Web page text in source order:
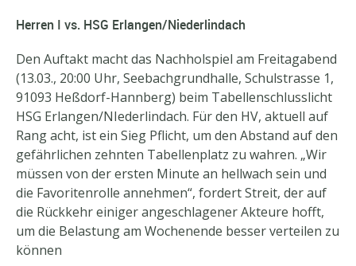
Herren I vs. HSG Erlangen/Niederlindach
Den Auftakt macht das Nachholspiel am Freitagabend
(13.03., 20:00 Uhr, Seebachgrundhalle, Schulstrasse 1,
91093 Heßdorf-Hannberg) beim Tabellenschlusslicht
HSG Erlangen/NIederlindach. Für den HV, aktuell auf
Rang acht, ist ein Sieg Pflicht, um den Abstand auf den
gefährlichen zehnten Tabellenplatz zu wahren. „Wir
müssen von der ersten Minute an hellwach sein und
die Favoritenrolle annehmen“, fordert Streit, der auf
die Rückkehr einiger angeschlagener Akteure hofft,
um die Belastung am Wochenende besser verteilen zu
können